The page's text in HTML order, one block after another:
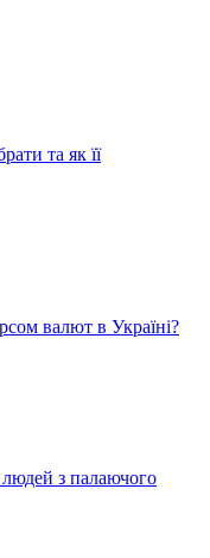
та як її
валют в Україні?
з палаючого